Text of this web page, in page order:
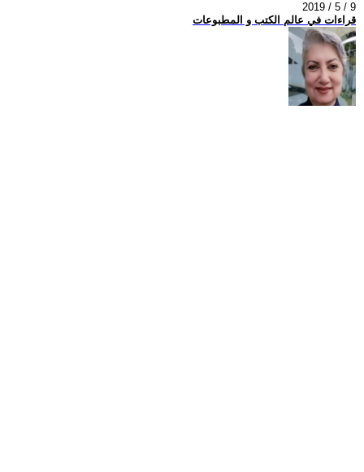
2019 / 5 / 9
قراءات في عالم الكتب و المطبوعات